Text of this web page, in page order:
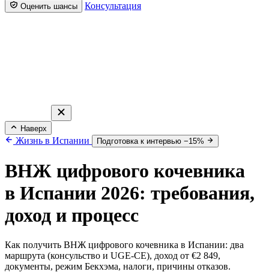
Оценить шансы Консультация
Наверх
Жизнь в Испании Подготовка к интервью −15%
ВНЖ цифрового кочевника
в Испании 2026: требования,
доход и процесс
Как получить ВНЖ цифрового кочевника в Испании: два
маршрута (консульство и UGE-CE), доход от €2 849,
документы, режим Бекхэма, налоги, причины отказов.